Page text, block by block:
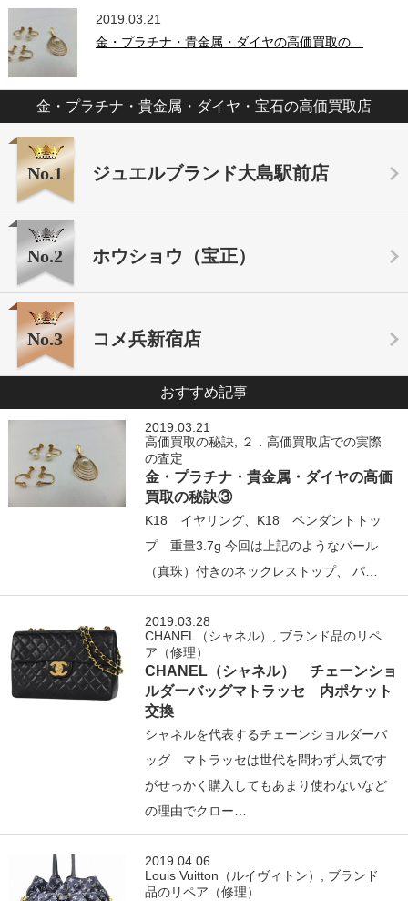
2019.03.21
金・プラチナ・貴金属・ダイヤの高価買取の…
金・プラチナ・貴金属・ダイヤ・宝石の高価買取店
No.1 ジュエルブランド大島駅前店
No.2 ホウショウ（宝正）
No.3 コメ兵新宿店
おすすめ記事
2019.03.21
高価買取の秘訣, ２．高価買取店での実際
の査定
金・プラチナ・貴金属・ダイヤの高価
買取の秘訣③
K18 イヤリング、K18 ペンダントトッ
プ 重量3.7g 今回は上記のようなパール
（真珠）付きのネックレストップ、 パ…
2019.03.28
CHANEL（シャネル） , ブランド品のリペ
ア（修理）
CHANEL（シャネル） チェーンショ
ルダーバッグマトラッセ 内ポケット
交換
シャネルを代表するチェーンショルダーバ
ッグ マトラッセは世代を問わず人気です
がせっかく購入してもあまり使わないなど
の理由でクロー…
2019.04.06
Louis Vuitton（ルイヴィトン） , ブランド
品のリペア（修理）